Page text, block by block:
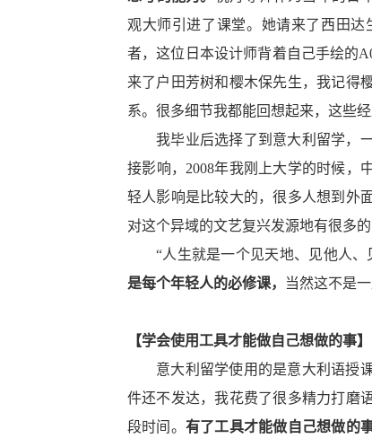
观大师引进了课堂。她请来了西田
者，这位日本设计师背着自己手绘的
来了户田芳树和樱木保先生，我记得
系。很多细节我都能回想起来，这些
我毕业后选择了到意大利留学，
接影响， 2008年我刚上大学的时候，
轻人影响是比较大的，很多人想到外
对这个异域的文艺复兴发源地有很多的
“人生就是一个见天地、见他人
是每个年轻人的必修课，
当然这不是
【学会使用工具才能做自己想做的事】
意大利留学使用的是意大利语授
件还不发达，我花费了很多精力打磨
段时间。 有了工具才能做自己想做的事